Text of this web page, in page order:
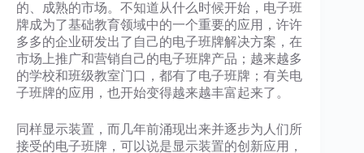
的、成熟的市场。不知道从什么时候开始，电子班
牌成为了基础教育领域中的一个重要的应用，许许
多多的企业研发出了自己的电子班牌解决方案，在
市场上推广和营销自己的电子班牌产品；越来越多
的学校和班级教室门口，都有了电子班牌；有关电
子班牌的应用，也开始变得越来越丰富起来了。
同样显示装置，而几年前涌现出来并逐步为人们所
接受的电子班牌，可以说是显示装置的创新应用，